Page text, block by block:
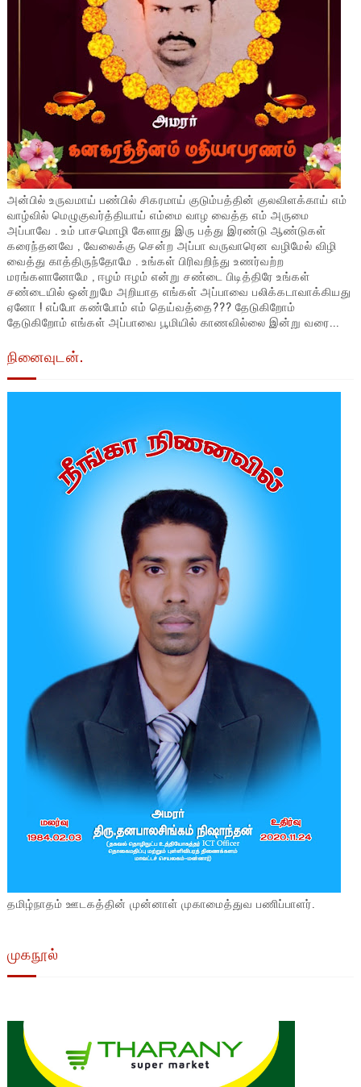
அன்பில் உருவமாய் பண்பில் சிகரமாய் குடும்பத்தின் குலவிளக்காய் எம்
வாழ்வில் மெழுகுவர்த்தியாய் எம்மை வாழ வைத்த எம் அருமை
அப்பாவே . உம் பாசமொழி கேளாது இரு பத்து இரண்டு ஆண்டுகள்
கரைந்தனவே , வேலைக்கு சென்ற அப்பா வருவாரென வழிமேல் விழி
வைத்து காத்திருந்தோமே . உங்கள் பிரிவறிந்து உணர்வற்ற
மரங்களானோமே , ஈழம் ஈழம் என்று சண்டை பிடித்திரே உங்கள்
சண்டையில் ஒன்றுமே அறியாத எங்கள் அப்பாவை பலிக்கடாவாக்கியது
ஏனோ ! எப்போ கண்போம் எம் தெய்வத்தை??? தேடுகிறோம்
தேடுகிறோம் எங்கள் அப்பாவை பூமியில் காணவில்லை இன்று வரை...
நினைவுடன்.
தமிழ்நாதம் ஊடகத்தின் முன்னாள் முகாமைத்துவ பணிப்பாளர்.
முகநூல்